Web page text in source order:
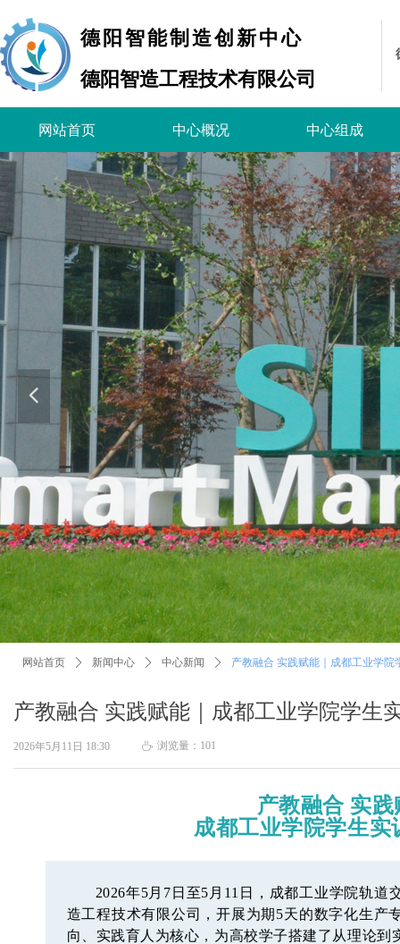
德阳智能制造创新中心
德阳智造工程技术有限公司
网站首页 中心概况 中心组成
넳
产教融合 实践赋能｜成都工业学院学生
网站首页 ꄲ 新闻中心 ꄲ 中心新闻 ꄲ 产教融合 实践赋能｜成都工业学院
产教融合 实践
成都工业学院学生实
2026年5月7日至5月11日，成都工业学院轨道
造工程技术有限公司，开展为期5天的数字化生产
向、实践育人为核心，为高校学子搭建了从理论
2026年5月11日 18:30 ꄘ 浏览量： 101